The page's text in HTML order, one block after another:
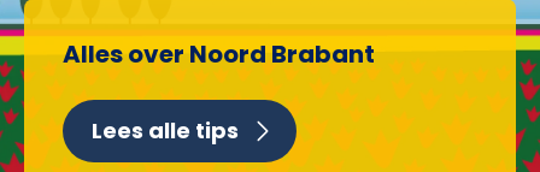
Alles over Noord Brabant
Lees alle tips